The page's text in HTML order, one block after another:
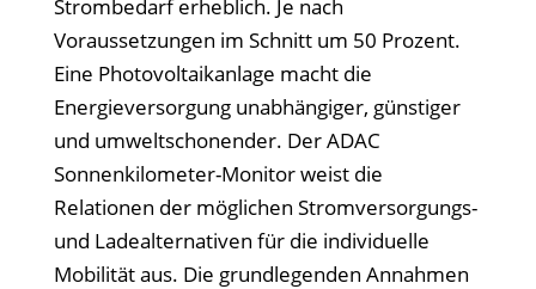
Strombedarf erheblich. Je nach
Voraussetzungen im Schnitt um 50 Prozent.
Eine Photovoltaikanlage macht die
Energieversorgung unabhängiger, günstiger
und umweltschonender. Der ADAC
Sonnenkilometer-Monitor weist die
Relationen der möglichen Stromversorgungs-
und Ladealternativen für die individuelle
Mobilität aus. Die grundlegenden Annahmen